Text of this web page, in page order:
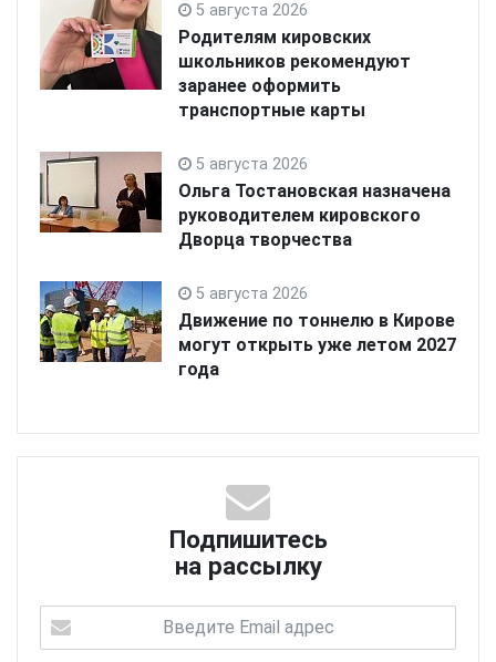
5 августа 2026
Родителям кировских
школьников рекомендуют
заранее оформить
транспортные карты
5 августа 2026
Ольга Тостановская назначена
руководителем кировского
Дворца творчества
5 августа 2026
Движение по тоннелю в Кирове
могут открыть уже летом 2027
года
Подпишитесь
на рассылку